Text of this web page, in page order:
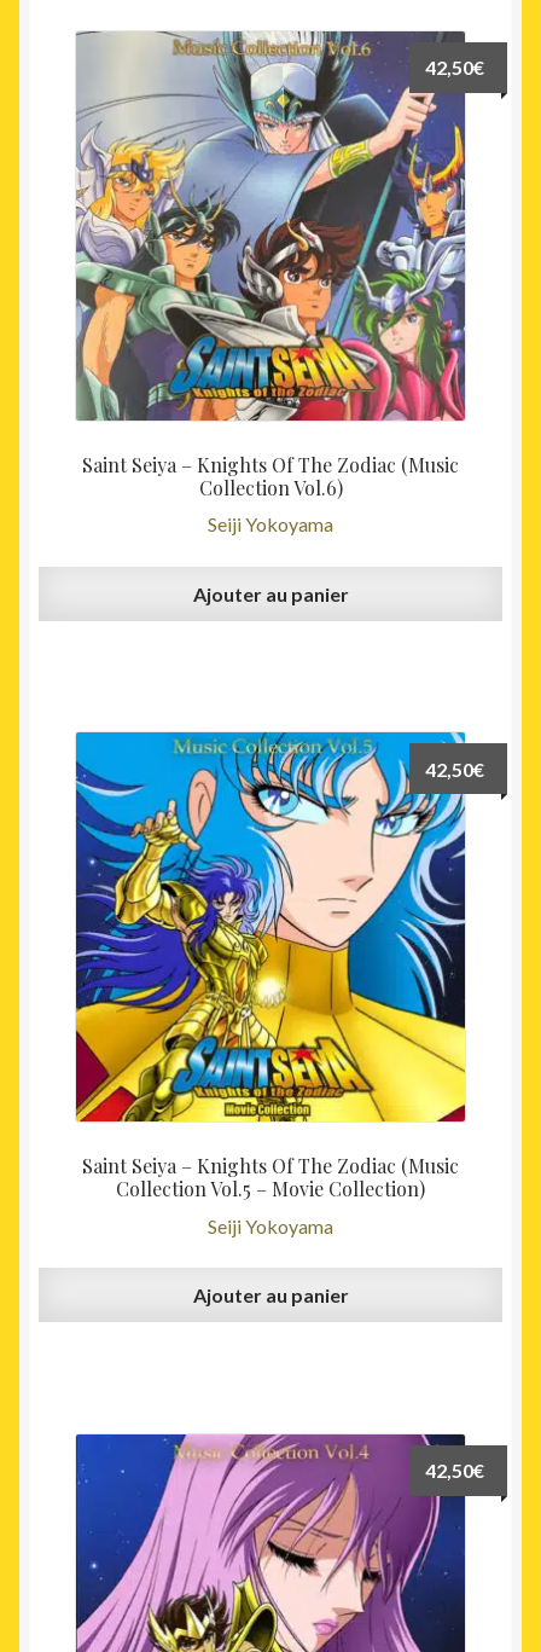
Saint Seiya – Knights Of The Zodiac (Music
Collection Vol.6)
Seiji Yokoyama
42,50€
Ajouter au panier
Saint Seiya – Knights Of The Zodiac (Music
Collection Vol.5 – Movie Collection)
Seiji Yokoyama
42,50€
Ajouter au panier
42,50€